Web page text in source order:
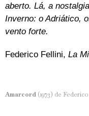
aberto. Lá, a
Inverno: o Adriático,
vento forte.
Federico Fellini, La
Amarcord (1973) de